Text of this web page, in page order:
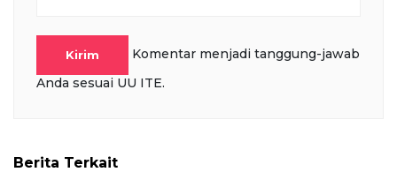
Kirim
Komentar menjadi tanggung-jawab
Anda sesuai UU ITE.
Berita Terkait